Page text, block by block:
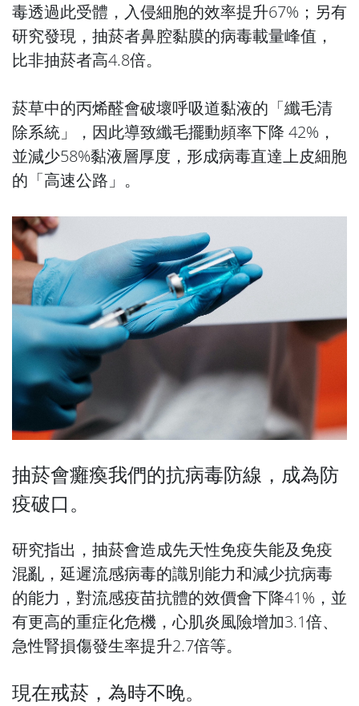
毒透過此受體，入侵細胞的效率提升67%；另有
研究發現，抽菸者鼻腔黏膜的病毒載量峰值，
比非抽菸者高4.8倍。
菸草中的丙烯醛會破壞呼吸道黏液的「纖毛清
除系統」，因此導致纖毛擺動頻率下降 42%，
並減少58%黏液層厚度，形成病毒直達上皮細胞
的「高速公路」。
抽菸會癱瘓我們的抗病毒防線，成為防
疫破口。
研究指出，抽菸會造成先天性免疫失能及免疫
混亂，延遲流感病毒的識別能力和減少抗病毒
的能力，對流感疫苗抗體的效價會下降41%，並
有更高的重症化危機，心肌炎風險增加3.1倍、
急性腎損傷發生率提升2.7倍等。
現在戒菸，為時不晚。